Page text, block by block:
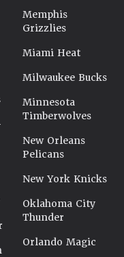
Memphis
Grizzlies
Miami Heat
Milwaukee Bucks
Minnesota
Timberwolves
New Orleans
Pelicans
New York Knicks
Oklahoma City
Thunder
Orlando Magic